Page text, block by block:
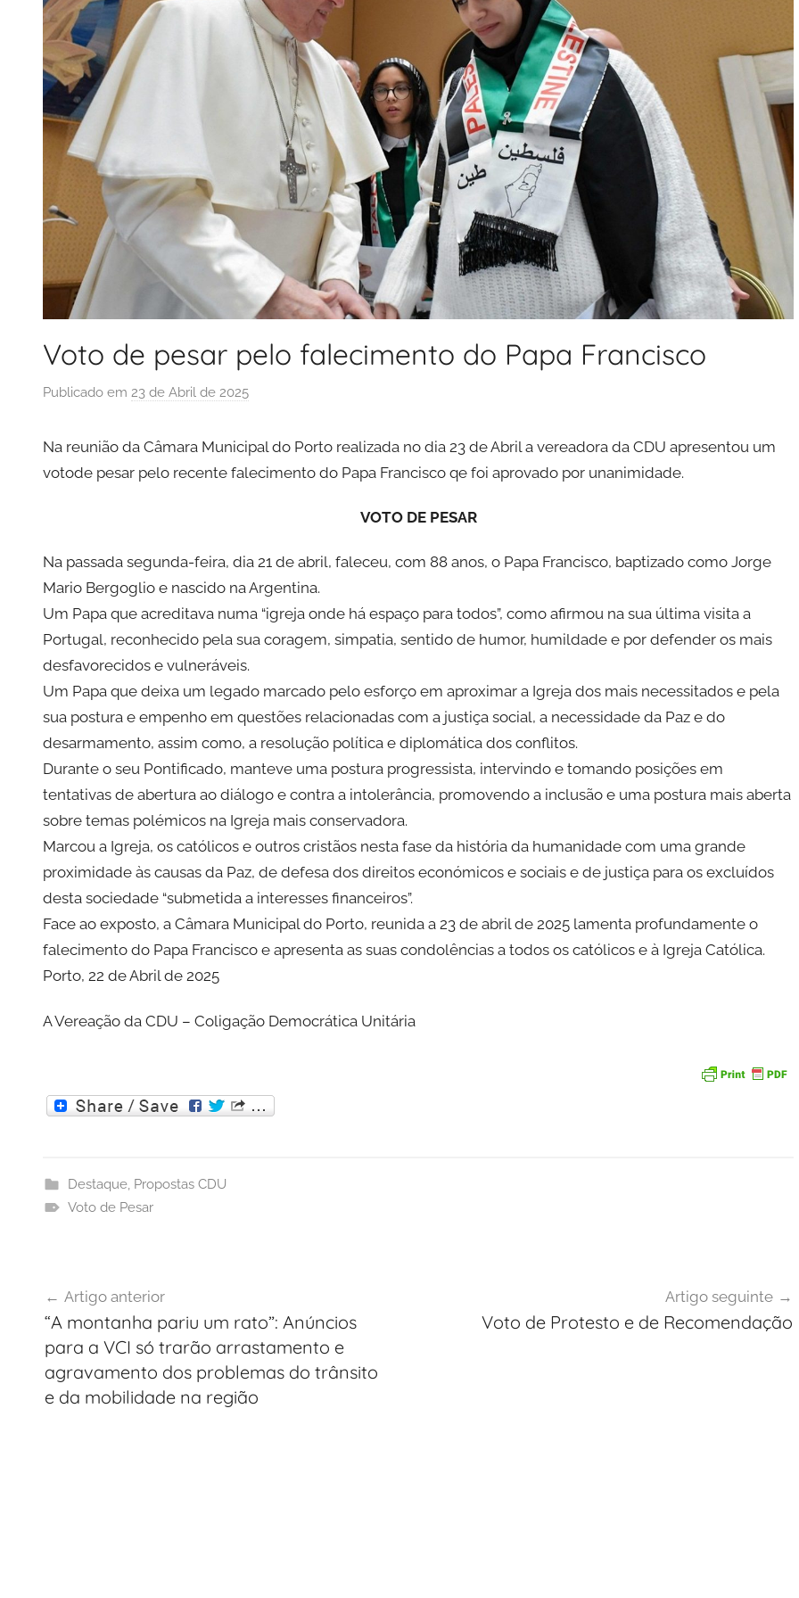
Voto de pesar pelo falecimento do Papa Francisco
Publicado em 23 de Abril de 2025
d
e
P
o
r
t
o
Na reunião da Câmara Municipal do Porto realizada no dia 23 de Abril a vereadora da CDU apresentou um
votode pesar pelo recente falecimento do Papa Francisco qe foi aprovado por unanimidade.
VOTO DE PESAR
Na passada segunda-feira, dia 21 de abril, faleceu, com 88 anos, o Papa Francisco, baptizado como Jorge
Mario Bergoglio e nascido na Argentina.
Um Papa que acreditava numa “igreja onde há espaço para todos”, como afirmou na sua última visita a
Portugal, reconhecido pela sua coragem, simpatia, sentido de humor, humildade e por defender os mais
desfavorecidos e vulneráveis.
Um Papa que deixa um legado marcado pelo esforço em aproximar a Igreja dos mais necessitados e pela
sua postura e empenho em questões relacionadas com a justiça social, a necessidade da Paz e do
desarmamento, assim como, a resolução política e diplomática dos conflitos.
Durante o seu Pontificado, manteve uma postura progressista, intervindo e tomando posições em
tentativas de abertura ao diálogo e contra a intolerância, promovendo a inclusão e uma postura mais aberta
sobre temas polémicos na Igreja mais conservadora.
Marcou a Igreja, os católicos e outros cristãos nesta fase da história da humanidade com uma grande
proximidade às causas da Paz, de defesa dos direitos económicos e sociais e de justiça para os excluídos
desta sociedade “submetida a interesses financeiros”.
Face ao exposto, a Câmara Municipal do Porto, reunida a 23 de abril de 2025 lamenta profundamente o
falecimento do Papa Francisco e apresenta as suas condolências a todos os católicos e à Igreja Católica.
Porto, 22 de Abril de 2025
A Vereação da CDU – Coligação Democrática Unitária
Destaque, Propostas CDU
Voto de Pesar
de
artigos
Artigo anterior
“A montanha pariu um rato”: Anúncios
para a VCI só trarão arrastamento e
agravamento dos problemas do trânsito
e da mobilidade na região
Artigo seguinte
Voto de Protesto e de Recomendação